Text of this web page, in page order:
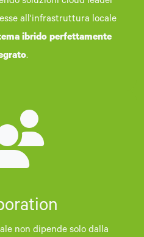
all'infrastruttura locale
ibrido perfettamente
.
non dipende solo dalla